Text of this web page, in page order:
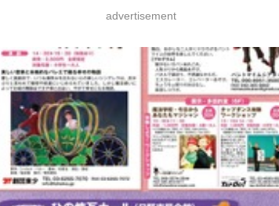
advertisement